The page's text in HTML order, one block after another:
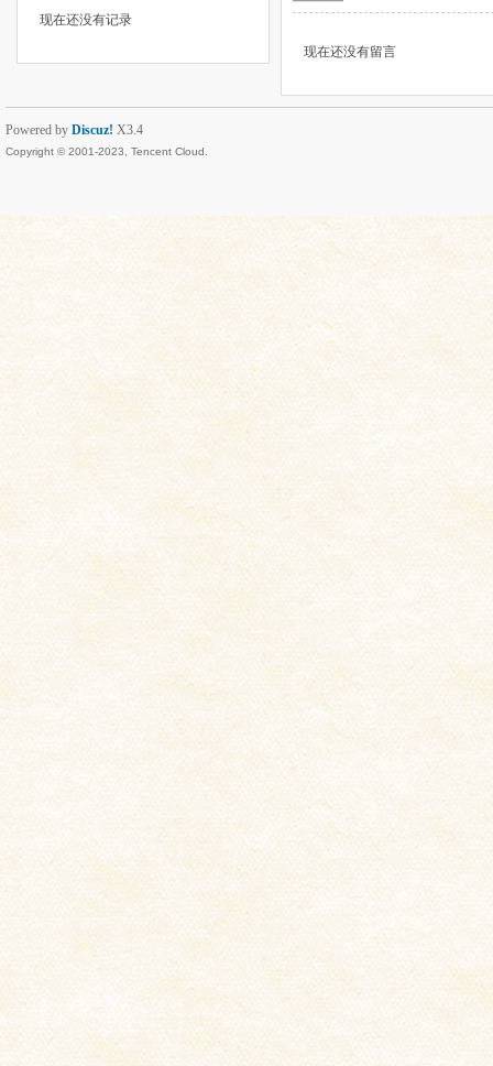
现在还没有记录
现在还没有留言
Powered by Discuz! X3.4
Copyright © 2001-2023, Tencent Cloud.